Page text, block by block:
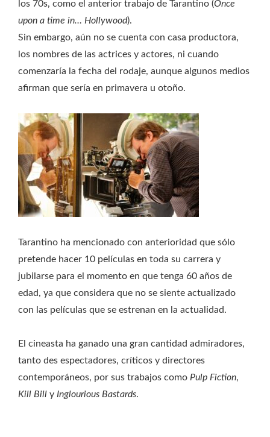
los 70s, como el anterior trabajo de Tarantino (Once
upon a time in… Hollywood).
Sin embargo, aún no se cuenta con casa productora,
los nombres de las actrices y actores, ni cuando
comenzaría la fecha del rodaje, aunque algunos medios
afirman que sería en primavera u otoño.
Tarantino ha mencionado con anterioridad que sólo
pretende hacer 10 películas en toda su carrera y
jubilarse para el momento en que tenga 60 años de
edad, ya que considera que no se siente actualizado
con las películas que se estrenan en la actualidad.
El cineasta ha ganado una gran cantidad admiradores,
tanto des espectadores, críticos y directores
contemporáneos, por sus trabajos como Pulp Fiction,
Kill Bill y Inglourious Bastards.